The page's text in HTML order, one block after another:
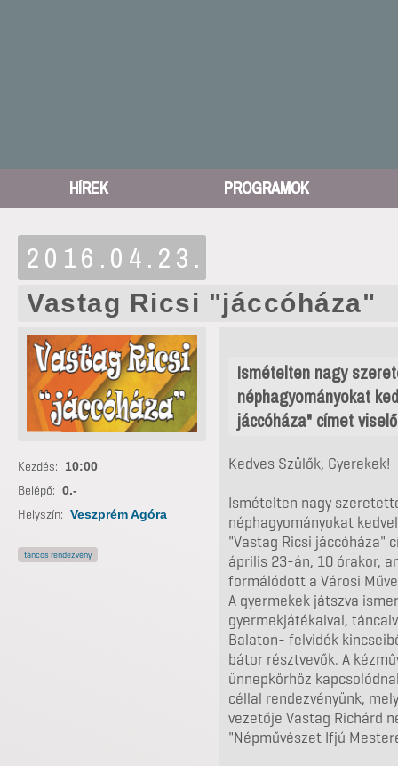
HÍREK PROGRAMOK
2016.04.23.
Vastag Ricsi "jáccóháza"
Ismételten nagy
néphagyományokat
jáccóháza" címet
Kedves Szülők, Gyerekek!
Ismételten nagy
néphagyományokat
"Vastag Ricsi jáccóháza"
április 23-án, 10 órakor,
formálódott a Városi
A gyermekek játszva
gyermekjátékaival,
Balaton- felvidék
bátor résztvevők. A
ünnepkörhöz
céllal rendezvényünk,
vezetője Vastag Richárd
"Népművészet Ifjú
Kezdés: 10:00
Belépő: 0.-
Helyszín: Veszprém Agóra
táncos rendezvény